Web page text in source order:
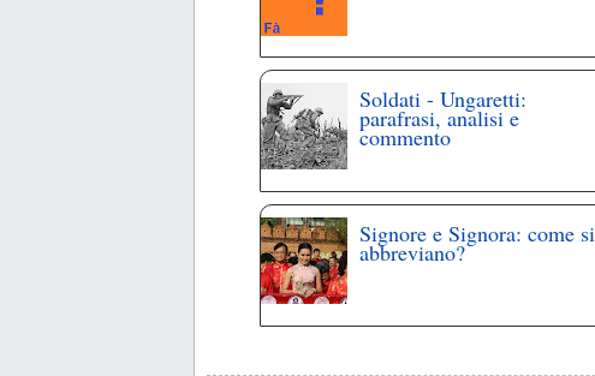
Soldati - Ungaretti:
parafrasi, analisi e
commento
Signore e Signora: come si
abbreviano?